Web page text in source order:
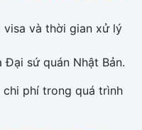
visa và thời gian xử lý
Đại sứ quán Nhật Bản.
phí trong quá trình